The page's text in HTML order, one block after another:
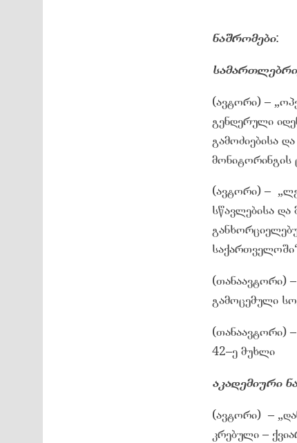
ნაშრომები:
(ავტორი) –
გენდერული
გამოძიებისა
მონიტორინგის
(ავტორი) –
სწავლებისა
(თანაავტორი)
გამოცემული
(თანაავტორი)
42–ე მუხლი
აკადემიური
(ავტორი) –
კრებული –